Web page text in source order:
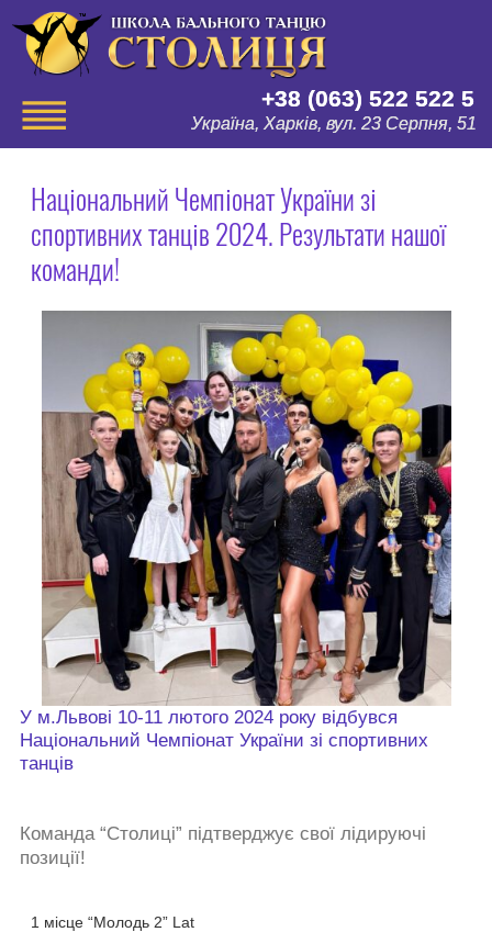
+38 (063) 522 522 5
Україна, Харків, вул. 23 Серпня, 51
Національний Чемпіонат України зі
спортивних танців 2024. Результати нашої
команди!
У м.Львові 10-11 лютого 2024 року відбувся
Національний Чемпіонат України зі спортивних
танців
Команда “Столиці” підтверджує свої лідируючі
позиції!
1 місце “Молодь 2” Lat